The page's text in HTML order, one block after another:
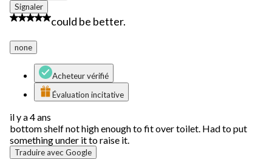
Signaler
4 étoile(s) sur 5.
could be better.
none
Acheteur vérifié
Évaluation incitative
il y a 4 ans
bottom shelf not high enough to fit over toilet. Had to put
something under it to raise it.
Traduire avec Google